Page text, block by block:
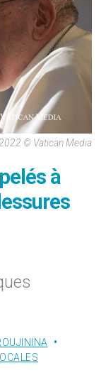
© Vatican Media
à